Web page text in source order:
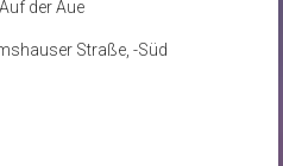
der Aue
Straße, -Süd